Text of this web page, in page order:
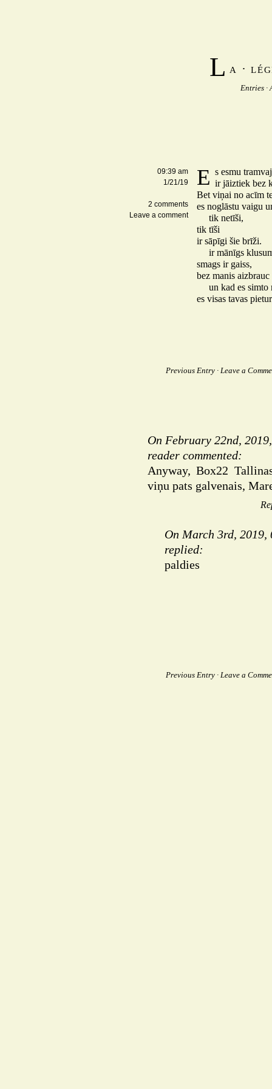
L a ·
Entries ·
09:39 am
1/21/19
2 comments
Leave a comment
E s esmu
ir jāiztiek bez
Bet viņai no acīm
es noglāstu vaigu
tik netīši,
tik tīši
ir sāpīgi šie brīži.
ir mānīgs
smags ir gaiss,
bez manis
un kad es simto
es visas tavas
Previous Entry · Leave a
On February 22nd,
reader commented:
Anyway, Box22
viņu pats galvenais,
On March 3rd,
replied:
paldies
Previous Entry · Leave a